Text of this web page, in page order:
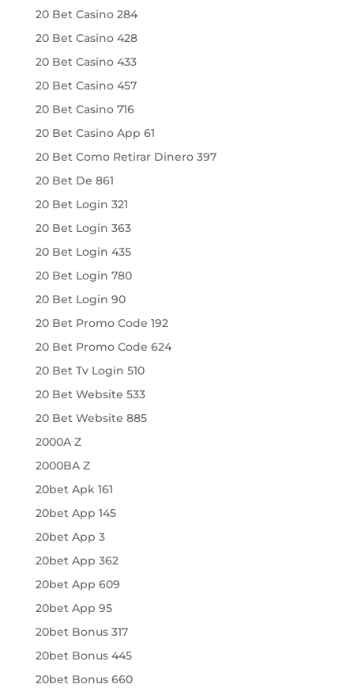
20 Bet Casino 284
20 Bet Casino 428
20 Bet Casino 433
20 Bet Casino 457
20 Bet Casino 716
20 Bet Casino App 61
20 Bet Como Retirar Dinero 397
20 Bet De 861
20 Bet Login 321
20 Bet Login 363
20 Bet Login 435
20 Bet Login 780
20 Bet Login 90
20 Bet Promo Code 192
20 Bet Promo Code 624
20 Bet Tv Login 510
20 Bet Website 533
20 Bet Website 885
2000A Z
2000BA Z
20bet Apk 161
20bet App 145
20bet App 3
20bet App 362
20bet App 609
20bet App 95
20bet Bonus 317
20bet Bonus 445
20bet Bonus 660